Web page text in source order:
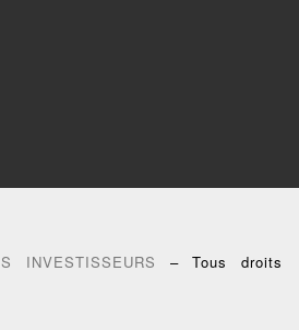
INVESTISSEURS – Tous droits